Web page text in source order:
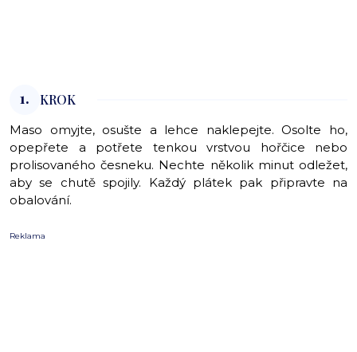
1. KROK
Maso omyjte, osušte a lehce naklepejte. Osolte ho,
opepřete a potřete tenkou vrstvou hořčice nebo
prolisovaného česneku. Nechte několik minut odležet,
aby se chutě spojily. Každý plátek pak připravte na
obalování.
Reklama